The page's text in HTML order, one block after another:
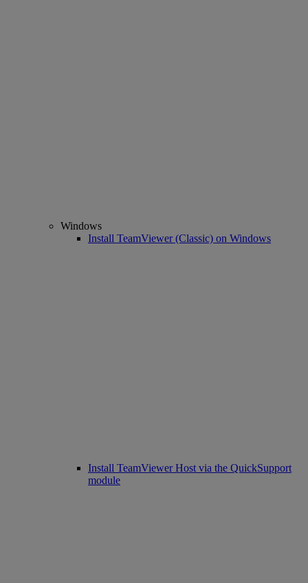
Windows
Install TeamViewer (Classic) on Windows
Install TeamViewer Host via the QuickSupport
module